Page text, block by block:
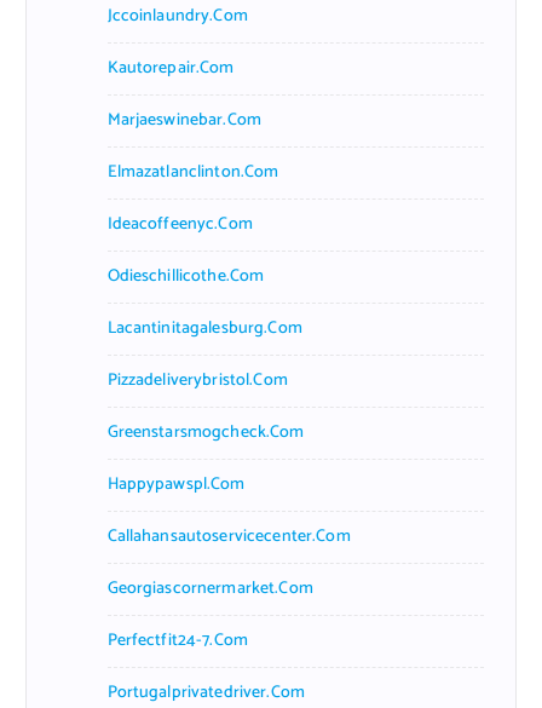
Jccoinlaundry.com
Kautorepair.com
Marjaeswinebar.com
Elmazatlanclinton.com
Ideacoffeenyc.com
Odieschillicothe.com
Lacantinitagalesburg.com
Pizzadeliverybristol.com
Greenstarsmogcheck.com
Happypawspl.com
Callahansautoservicecenter.com
Georgiascornermarket.com
Perfectfit24-7.com
Portugalprivatedriver.com